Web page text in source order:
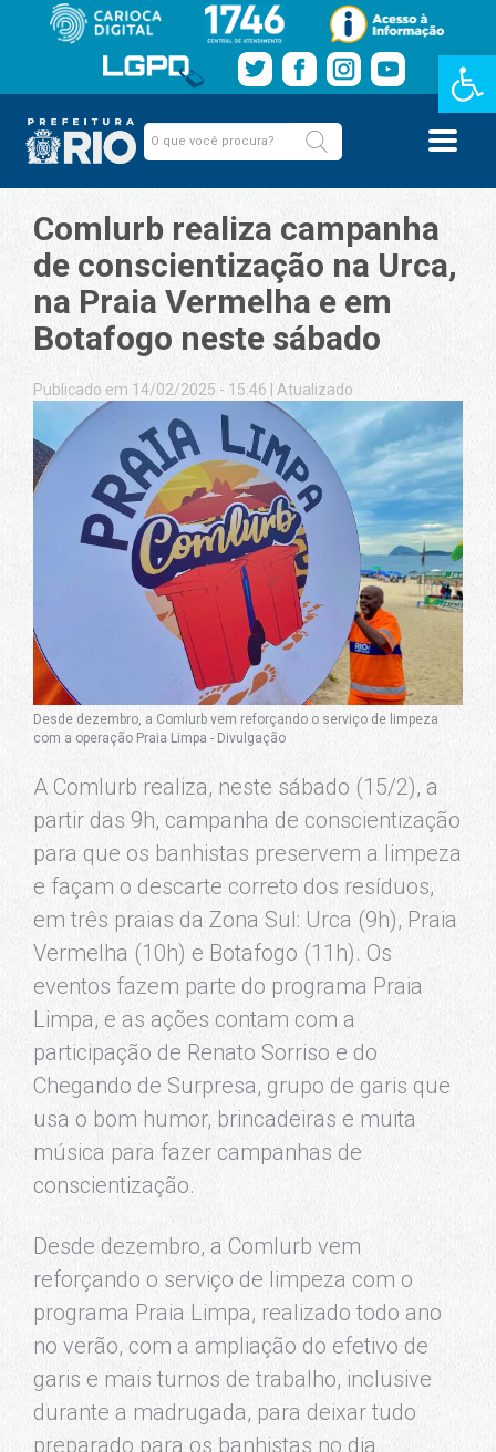
Barra de
Comlurb realiza campanha
de conscientização na Urca,
na Praia Vermelha e em
Botafogo neste sábado
Publicado em 14/02/2025 - 15:46 Atualizado
Desde dezembro, a Comlurb vem reforçando o serviço de limpeza
com a operação Praia Limpa - Divulgação
A Comlurb realiza, neste sábado (15/2), a
partir das 9h, campanha de conscientização
para que os banhistas preservem a limpeza
e façam o descarte correto dos resíduos,
em três praias da Zona Sul: Urca (9h), Praia
Vermelha (10h) e Botafogo (11h). Os
eventos fazem parte do programa Praia
Limpa, e as ações contam com a
participação de Renato Sorriso e do
Chegando de Surpresa, grupo de garis que
usa o bom humor, brincadeiras e muita
música para fazer campanhas de
conscientização.
Desde dezembro, a Comlurb vem
reforçando o serviço de limpeza com o
programa Praia Limpa, realizado todo ano
no verão, com a ampliação do efetivo de
garis e mais turnos de trabalho, inclusive
durante a madrugada, para deixar tudo
preparado para os banhistas no dia